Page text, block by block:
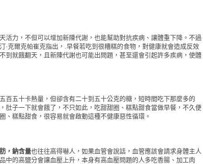
活力，不但可以增加新陳代謝，也能幫助對抗疾病、讓體重下降。不過
‧克爾克帕崔克指出，.早餐若吃到很糟糕的食物，對健康就會造成反效
到就餓翻天，且新陳代謝也可能出問題，甚至還會引起許多疾病，使體
百五十卡熱量，但卻含有二十到五十公克的糖，短時間吃下那麼多的
肚子一下就會餓了，不只如此，吃甜甜圈、糕點甜食當做早餐，不久便
、糕點甜食，很容易就會啟動這種不健康惡性循環。
，鈉含量也往往高得嚇人，如果血管會說話，血管應該會請求身體主人
中的高鹽分會讓血壓上升，本身有高血壓問題的人多吃香腸、加工肉